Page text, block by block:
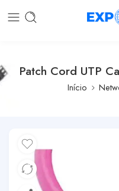
Patch Cord UTP
Início